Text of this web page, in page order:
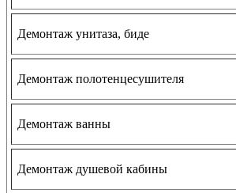
Демонтаж унитаза, биде
Демонтаж полотенцесушителя
Демонтаж ванны
Демонтаж душевой кабины